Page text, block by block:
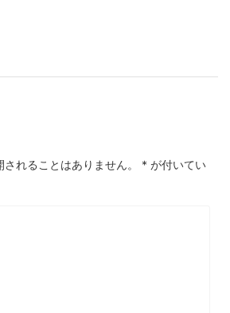
れることはありません。 * が付いてい